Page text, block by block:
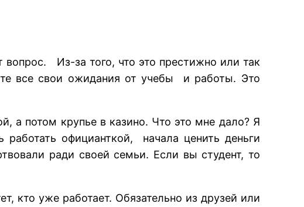
Из-за того, что это престижно или так
все свои ожидания от учебы и работы. Это
а потом крупье в казино. Что это мне дало? Я
официанткой, начала ценить деньги
ради своей семьи. Если вы студент, то
кто уже работает. Обязательно из друзей или